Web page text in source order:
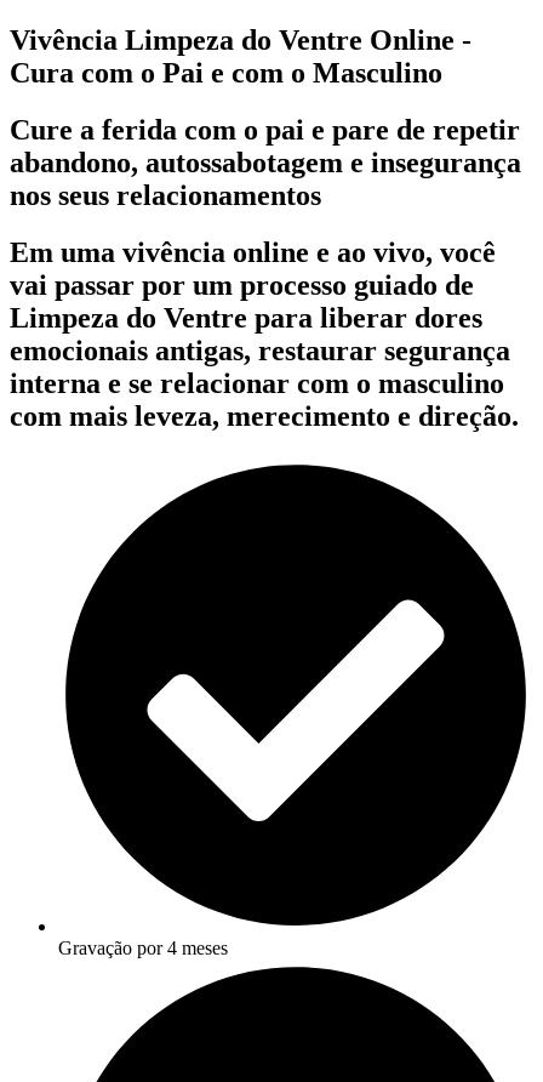
Vivência Limpeza do Ventre Online -
Cura com o Pai e com o Masculino
Cure a ferida com o pai e pare de repetir
abandono, autossabotagem e insegurança
nos seus relacionamentos
Em uma vivência online e ao vivo, você
vai passar por um processo guiado de
Limpeza do Ventre para liberar dores
emocionais antigas, restaurar segurança
interna e se relacionar com o masculino
com mais leveza, merecimento e direção.
Gravação por 4 meses